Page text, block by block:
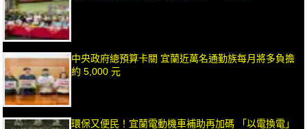
中央政府總預算卡關 宜蘭近萬名通勤族每月將多負擔
約 5,000 元
環保又便民！宜蘭電動機車補助再加碼 「以電換電」